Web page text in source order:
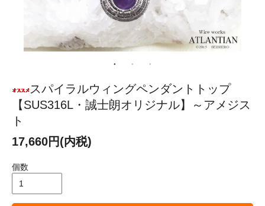
スパイラルウィングペンダントトップ
【SUS316L・誠士朗オリジナル】～アメジス
ト
17,660円(内税)
個数